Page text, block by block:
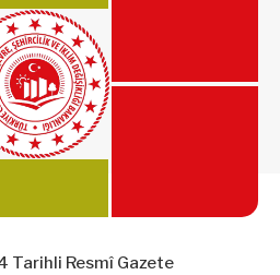
Tarihli Resmî Gazete